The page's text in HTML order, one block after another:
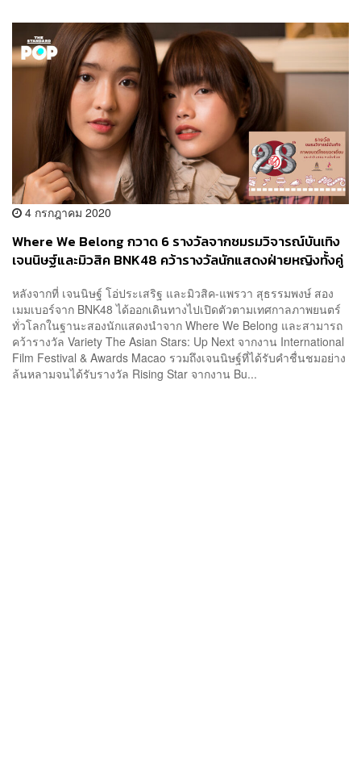
4 กรกฎาคม 2020
Where We Belong กวาด 6 รางวัลจากชมรมวิจารณ์บันเทิง
เจนนิษฐ์และมิวสิค BNK48 คว้ารางวัลนักแสดงฝ่ายหญิงทั้งคู่
หลังจากที่ เจนนิษฐ์ โอ่ประเสริฐ และมิวสิค-แพรวา สุธรรมพงษ์ สอง
เมมเบอร์จาก BNK48 ได้ออกเดินทางไปเปิดตัวตามเทศกาลภาพยนตร์
ทั่วโลกในฐานะสองนักแสดงนำจาก Where We Belong และสามารถ
คว้ารางวัล Variety The Asian Stars: Up Next จากงาน International
Film Festival & Awards Macao รวมถึงเจนนิษฐ์ที่ได้รับคำชื่นชมอย่าง
ล้นหลามจนได้รับรางวัล Rising Star จากงาน Bu...